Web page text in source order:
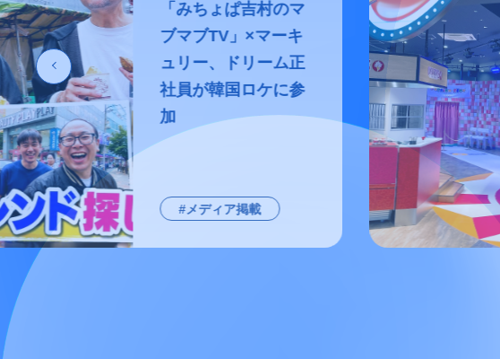
ブマブTV」×マーキ
ュリー、ドリーム正
社員が韓国ロケに参
加